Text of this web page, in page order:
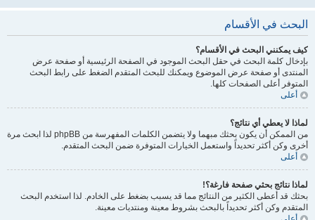
البحث في الأقسام
كيف يمكنني البحث في الأقسام؟
بإدخال كلمة البحث في حقل البحث الموجود في الصفحة الرئيسية أو صفحة عرض
المنتدى أو صفحة عرض الموضوع ويمكنك للبحث المتقدم الضغط على رابط البحث
المتوفر أعلى الصفحات كلها.
أعلى
لماذا لا يعطي أي نتائج؟
من الممكن أن يكون بحثك مبهما ولا يتضمن الكلمات المفهرسة من phpBB لذا ابحث مرة
أخرى وكن أكثر تحديداً واستعمل الخيارات المتوفرة ضمن البحث المتقدم.
أعلى
لماذا نتائج بحثي صفحة فارغة؟!
بحثك قد أعطى الكثير من النتائج مما قد يسبب بضغط على الخادم. لذا استخدم البحث
المتقدم وكن أكثر تحديداً بالبحث بشروط معينة ومنتديات معينة.